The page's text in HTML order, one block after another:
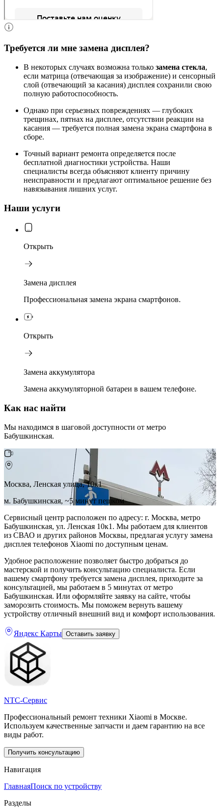
Требуется ли мне замена дисплея?
В некоторых случаях возможна только замена стекла,
если матрица (отвечающая за изображение) и сенсорный
слой (отвечающий за касания) дисплея сохранили свою
полную работоспособность.
Однако при серьезных повреждениях — глубоких
трещинах, пятнах на дисплее, отсутствии реакции на
касания — требуется полная замена экрана смартфона в
сборе.
Точный вариант ремонта определяется после
бесплатной диагностики устройства. Наши
специалисты всегда объясняют клиенту причину
неисправности и предлагают оптимальное решение без
навязывания лишних услуг.
Наши услуги
Открыть
Замена дисплея
Профессиональная замена экрана смартфонов.
Открыть
Замена аккумулятора
Замена аккумуляторной батареи в вашем телефоне.
Как нас найти
Мы находимся в шаговой доступности от метро
Бабушкинская.
Москва, Ленская улица, 10к1
м. Бабушкинская, ~5 минут пешком
Сервисный центр расположен по адресу: г. Москва, метро
Бабушкинская, ул. Ленская 10к1. Мы работаем для клиентов
из СВАО и других районов Москвы, предлагая услугу замена
дисплея телефонов Xiaomi по доступным ценам.
Удобное расположение позволяет быстро добраться до
мастерской и получить консультацию специалиста. Если
вашему смартфону требуется замена дисплея, приходите за
консультацией, мы работаем в 5 минутах от метро
Бабушкинская. Или оформляйте заявку на сайте, чтобы
заморозить стоимость. Мы поможем вернуть вашему
устройству отличный внешний вид и комфорт использования.
Яндекс Карты Оставить заявку
NTC-Сервис
Профессиональный ремонт техники Xiaomi в Москве.
Используем качественные запчасти и даем гарантию на все
виды работ.
Получить консультацию
Навигация
ГлавнаяПоиск по устройству
Разделы